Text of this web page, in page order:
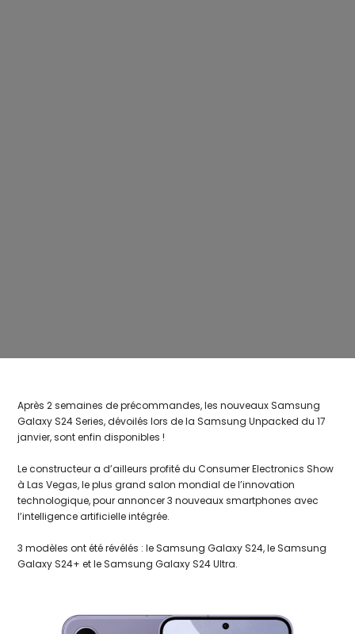
Après 2 semaines de précommandes, les nouveaux Samsung
Galaxy S24 Series, dévoilés lors de la Samsung Unpacked du 17
janvier, sont enfin disponibles !
Le constructeur a d’ailleurs profité du Consumer Electronics Show
à Las Vegas, le plus grand salon mondial de l’innovation
technologique, pour annoncer 3 nouveaux smartphones avec
l’intelligence artificielle intégrée.
3 modèles ont été révélés : le Samsung Galaxy S24, le Samsung
Galaxy S24+ et le Samsung Galaxy S24 Ultra.